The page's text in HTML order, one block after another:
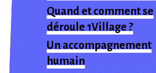
Quand et comment se
déroule 1Village ?
Un accompagnement
humain